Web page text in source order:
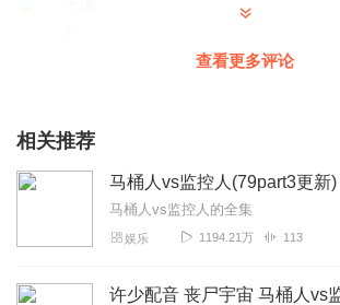
！！！！！！！！！！！！！！！！！
回复
1399440lhxw
非常好，这些马桶人的细节全部都说上来
查看更多评论
相关推荐
马桶人vs监控人(79part3更新)
马桶人vs监控人的全集
娱乐 1194.21万 113
许少配音 丧尸宇宙 马桶人vs